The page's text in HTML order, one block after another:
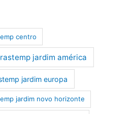
centro
jardim américa
jardim europa
jardim novo horizonte